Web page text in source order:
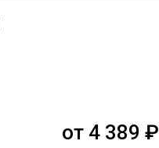
от 4 389 ₽